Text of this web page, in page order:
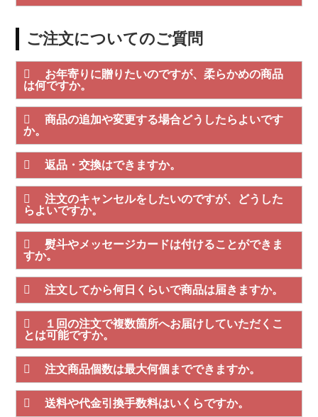
ご注文についてのご質問
お年寄りに贈りたいのですが、柔らかめの商品
は何ですか。
商品の追加や変更する場合どうしたらよいです
か。
返品・交換はできますか。
注文のキャンセルをしたいのですが、どうした
らよいですか。
熨斗やメッセージカードは付けることができま
すか。
注文してから何日くらいで商品は届きますか。
１回の注文で複数箇所へお届けしていただくこ
とは可能ですか。
注文商品個数は最大何個までできますか。
送料や代金引換手数料はいくらですか。